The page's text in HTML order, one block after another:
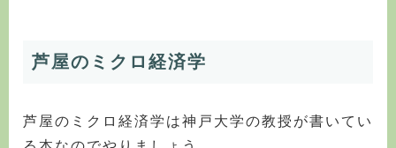
芦屋のミクロ経済学
芦屋のミクロ経済学は神戸大学の教授が書いてい